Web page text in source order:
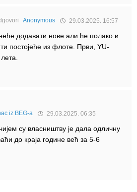
Anonymous 29.03.2025. 16:57
додавати нове али ће полако и
постојеће из флоте. Први, YU-
iz BEG-a 29.03.2025. 06:35
су власништву је дала одличну
до краја године већ за 5-6